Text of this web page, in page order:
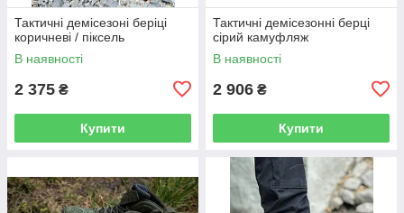
Тактичні демісезоні беріці
коричневі / піксель
В наявності
2 375 ₴
Купити
Тактичні демісезонні берці
сірий камуфляж
В наявності
2 906 ₴
Купити